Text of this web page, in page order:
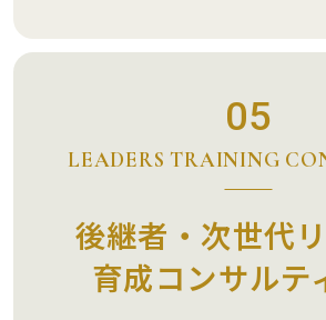
05
LEADERS TRAINING
後継者・次世代
育成コンサルテ